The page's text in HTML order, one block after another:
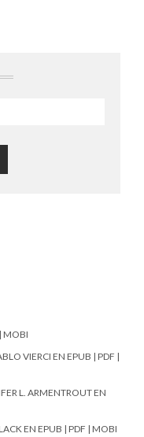
MOBI
VIERCI EN EPUB | PDF |
L. ARMENTROUT EN
EN EPUB | PDF | MOBI